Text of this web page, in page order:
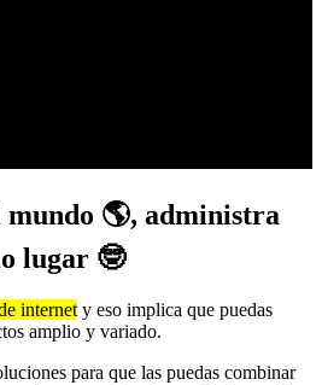
mundo 🌎, administra
lugar 🤓
internet y eso implica que puedas
amplio y variado.
para que las puedas combinar